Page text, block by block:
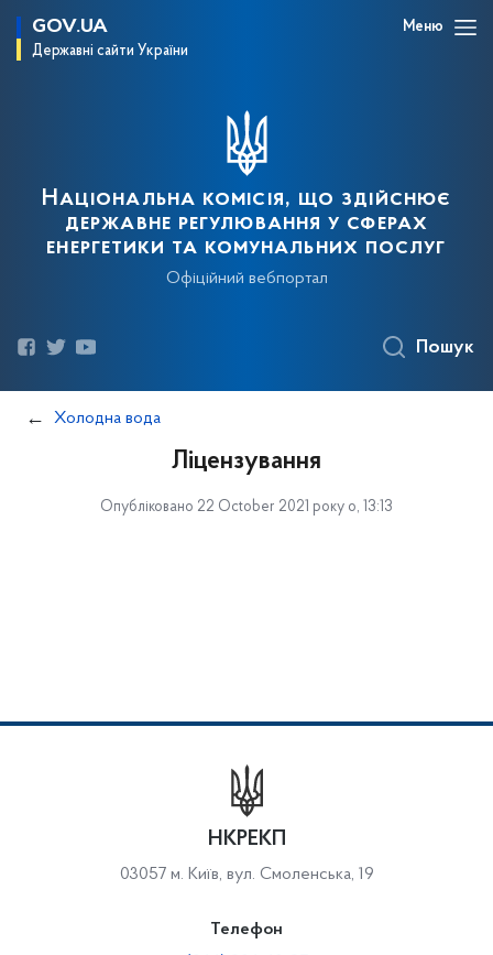
GOV.UA
Державні сайти України
Меню
Національна комісія, що здійснює
державне регулювання у сферах
енергетики та комунальних послуг
Офіційний вебпортал
Пошук
Холодна вода
Ліцензування
Опубліковано 22 October 2021 року о, 13:13
НКРЕКП
03057 м. Київ, вул. Смоленська, 19
Телефон